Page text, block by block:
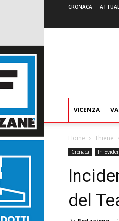
CRONACA
VICENZA
Home Thiene
Cronaca In
del